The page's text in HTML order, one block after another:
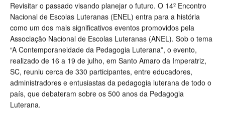
Revisitar o passado visando planejar o futuro. O 14º Encontro
Nacional de Escolas Luteranas (ENEL) entra para a história
como um dos mais significativos eventos promovidos pela
Associação Nacional de Escolas Luteranas (ANEL). Sob o tema
“A Contemporaneidade da Pedagogia Luterana”, o evento,
realizado de 16 a 19 de julho, em Santo Amaro da Imperatriz,
SC, reuniu cerca de 330 participantes, entre educadores,
administradores e entusiastas da pedagogia luterana de todo o
país, que debateram sobre os 500 anos da Pedagogia
Luterana.